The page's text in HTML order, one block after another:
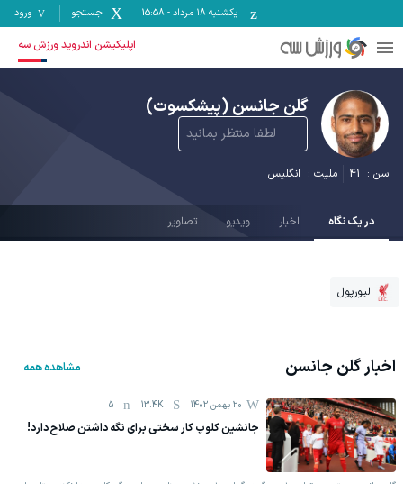
یکشنبه ۱۸ مرداد -
15:58 جستجو ورود
اپلیکیشن اندروید ورزش سه
گلن جانسن(پیشکسوت)
لطفا منتظر بمانید
سن : 41 ملیت : انگلیس
در یک نگاه اخبار ویدیو تصاویر
لیورپول
اخبارگلن جانسن مشاهده همه
20 بهمن 1402 13.4K
5
جانشین کلوپ کار سختی برای نگه داشتن صلاح دارد!